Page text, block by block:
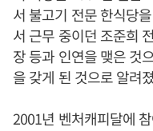
서 불고기 전문 한식당
서 근무 중이던 조준희
장 등과 인연을 맺은 것
을 갖게 된 것으로 알려
2001년 벤처캐피달에